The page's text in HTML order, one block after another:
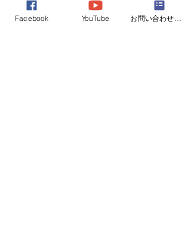
最新記事 すべて表示
Facebook YouTube